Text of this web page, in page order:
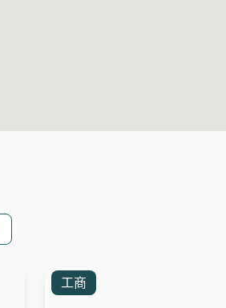
工商